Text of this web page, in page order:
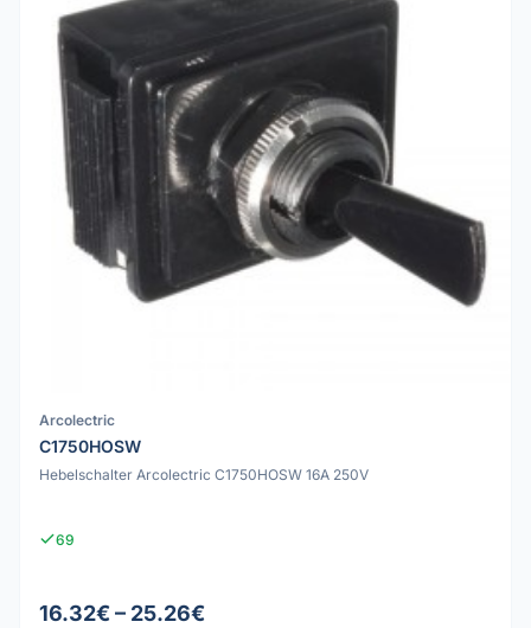
Arcolectric
C1750HOSW
Hebelschalter Arcolectric C1750HOSW 16A 250V
69
16.32€ – 25.26€